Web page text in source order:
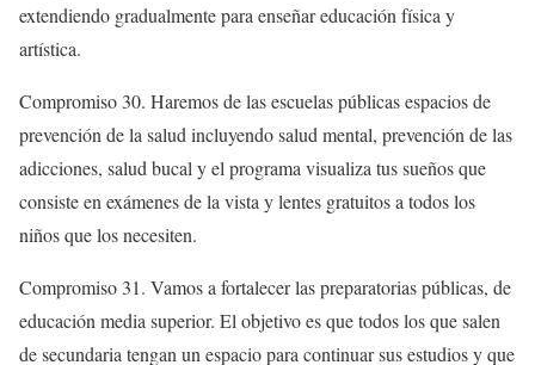
extendiendo gradualmente para enseñar educación física y
artística.
Compromiso 30. Haremos de las escuelas públicas espacios de
prevención de la salud incluyendo salud mental, prevención de las
adicciones, salud bucal y el programa visualiza tus sueños que
consiste en exámenes de la vista y lentes gratuitos a todos los
niños que los necesiten.
Compromiso 31. Vamos a fortalecer las preparatorias públicas, de
educación media superior. El objetivo es que todos los que salen
de secundaria tengan un espacio para continuar sus estudios y que